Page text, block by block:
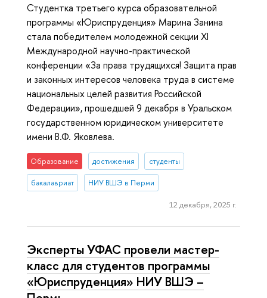
Студентка третьего курса образовательной
программы «Юриспруденция» Марина Занина
стала победителем молодежной секции XI
Международной научно-практической
конференции «За права трудящихся! Защита прав
и законных интересов человека труда в системе
национальных целей развития Российской
Федерации», прошедшей 9 декабря в Уральском
государственном юридическом университете
имени В.Ф. Яковлева.
Образование достижения студенты
бакалавриат НИУ ВШЭ в Перми
12 декабря, 2025 г.
Эксперты УФАС провели мастер-
класс для студентов программы
«Юриспруденция» НИУ ВШЭ –